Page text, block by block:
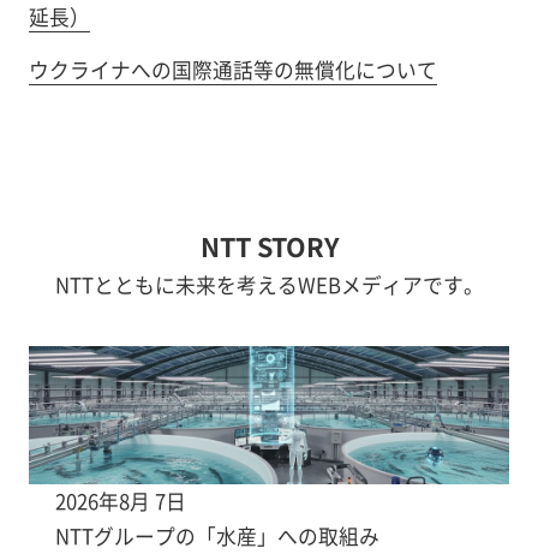
延長）
ウクライナへの国際通話等の無償化について
NTT STORY
NTTとともに未来を考えるWEBメディアです。
2026年8月 7日
NTTグループの「水産」への取組み